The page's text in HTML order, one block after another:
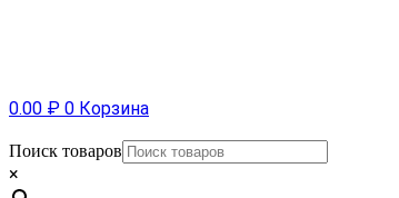
0.00 ₽ 0 Корзина
Поиск товаров
×